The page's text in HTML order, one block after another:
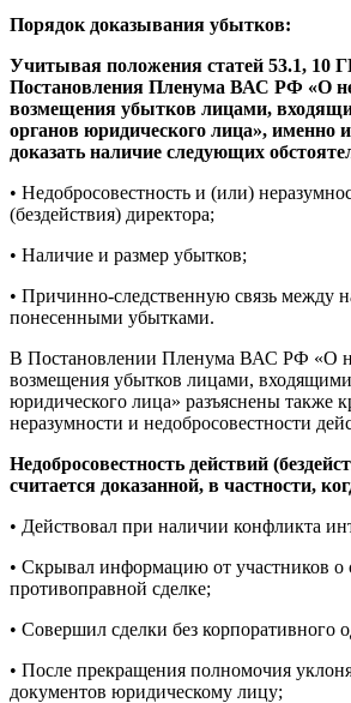
Порядок доказывания убытков:
Учитывая положения статей 53.1, 10
Постановления Пленума ВАС РФ «О
возмещения убытков лицами,
органов юридического лица», именно
доказать наличие следующих
• Недобросовестность и (или)
(бездействия) директора;
• Наличие и размер убытков;
• Причинно-следственную связь между
понесенными убытками.
В Постановлении Пленума ВАС РФ «О
возмещения убытков лицами, входящими
юридического лица» разъяснены также
неразумности и недобросовестности
Недобросовестность действий
считается доказанной, в частности,
• Действовал при наличии конфликта
• Скрывал информацию от участников о
противоправной сделке;
• Совершил сделки без корпоративного
• После прекращения полномочия
документов юридическому лицу;